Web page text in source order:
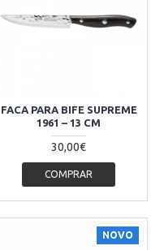
FACA PARA BIFE SUPREME
1961 – 13 CM
30,00€
COMPRAR
NOVO